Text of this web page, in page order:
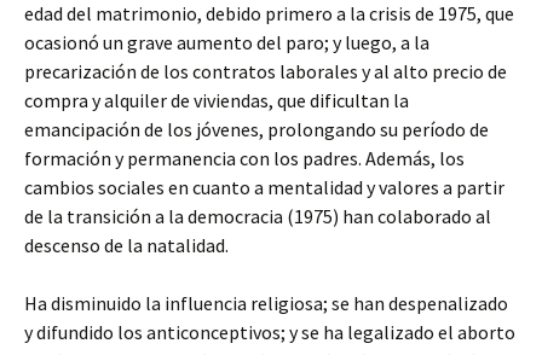
edad del matrimonio, debido primero a la crisis de 1975, que
ocasionó un grave aumento del paro; y luego, a la
precarización de los contratos laborales y al alto precio de
compra y alquiler de viviendas, que dificultan la
emancipación de los jóvenes, prolongando su período de
formación y permanencia con los padres. Además, los
cambios sociales en cuanto a mentalidad y valores a partir
de la transición a la democracia (1975) han colaborado al
descenso de la natalidad.
Ha disminuido la influencia religiosa; se han despenalizado
y difundido los anticonceptivos; y se ha legalizado el aborto